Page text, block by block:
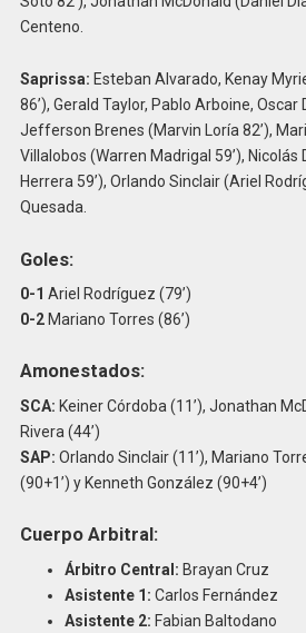
Centeno.
Saprissa: Esteban Alvarado, Kenay
86’), Gerald Taylor, Pablo Arboine,
Jefferson Brenes (Marvin Loría 82’),
Villalobos (Warren Madrigal 59’), Nicolás
Herrera 59’), Orlando Sinclair (Ariel
Quesada.
Goles:
0-1 Ariel Rodríguez (79’)
0-2Mariano Torres (86’)
Amonestados:
SCA: Keiner Córdoba (11’), Jonathan
Rivera (44’)
SAP: Orlando Sinclair (11’), Mariano
(90+1’) y Kenneth González (90+4’)
Cuerpo Arbitral:
Árbitro Central: Brayan Cruz
Asistente 1: Carlos Fernández
Asistente 2: Fabian Baltodano